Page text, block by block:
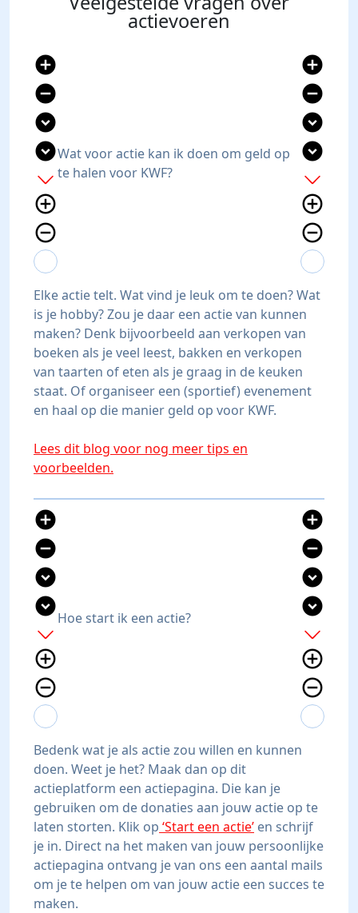
actievoeren
add_circle
remove_circle
expand_circle_down
expand_circle_down
add
add_circle_outline
remove_circle_outline
expand_more
expand_less
Wat voor actie kan ik doen om geld op
te halen voor KWF?
add_circle
remove_circle
expand_circle_down
expand_circle_down
add
add_circle_outline
remove_circle_outline
expand_more
expand_less
Elke actie telt. Wat vind je leuk om te doen? Wat
is je hobby? Zou je daar een actie van kunnen
maken? Denk bijvoorbeeld aan verkopen van
boeken als je veel leest, bakken en verkopen
van taarten of eten als je graag in de keuken
staat. Of organiseer een (sportief) evenement
en haal op die manier geld op voor KWF.
Lees dit blog voor nog meer tips en
voorbeelden.
add_circle
remove_circle
expand_circle_down
expand_circle_down
add
add_circle_outline
remove_circle_outline
expand_more
expand_less
Hoe start ik een actie?
add_circle
remove_circle
expand_circle_down
expand_circle_down
add
add_circle_outline
remove_circle_outline
expand_more
expand_less
Bedenk wat je als actie zou willen en kunnen
doen. Weet je het? Maak dan op dit
actieplatform een actiepagina. Die kan je
gebruiken om de donaties aan jouw actie op te
laten storten. Klik op ‘Start een actie’ en schrijf
je in. Direct na het maken van jouw persoonlijke
actiepagina ontvang je van ons een aantal mails
om je te helpen om van jouw actie een succes te
maken.